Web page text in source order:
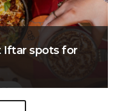
Iftar spots for